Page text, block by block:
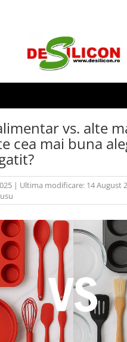
vs. alte
cea mai buna
| Ultima modificare: 14 August